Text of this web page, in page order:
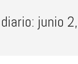
junio